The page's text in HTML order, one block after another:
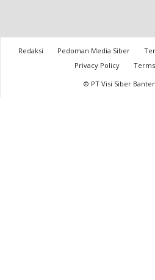
Redaksi Pedoman Media Siber
Privacy Policy
© PT Visi Siber